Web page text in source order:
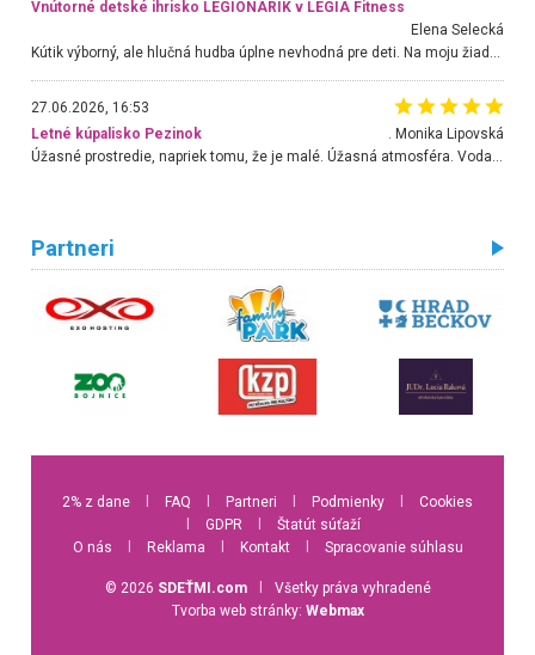
Vnútorné detské ihrisko LEGIONARIK v LEGIA Fitness
Elena Selecká
Kútik výborný, ale hlučná hudba úplne nevhodná pre deti. Na moju žiadosť o aspoň sušenie nereagovali.
27.06.2026, 16:53
Letné kúpalisko Pezinok
. Monika Lipovská
Úžasné prostredie, napriek tomu, že je malé. Úžasná atmosféra. Voda fantastická a nádherná. Ľudí je pomerne veľa, ale su mili a ohľaduplní. Je veľmi zaujímavé sledovať, ako dokážu spolu športovať cudzí ľudia a bez ohľadu na vek. Vládne tu pohoda. Vnuka neviem dostať z vody. Ďakujem za krásny deň . Urcite sa sem vrátim. Jediný problém je s parkovaním, ale aj ten sa mi podarilo vyriešiť. Monika Bratislava
Partneri
2% z dane FAQ Partneri Podmienky
Cookies
GDPR
Štatút súťaží
O nás
Reklama Kontakt Spracovanie súhlasu
© 2026 SDEŤMI.com
Všetky práva vyhradené
Tvorba web stránky: Webmax